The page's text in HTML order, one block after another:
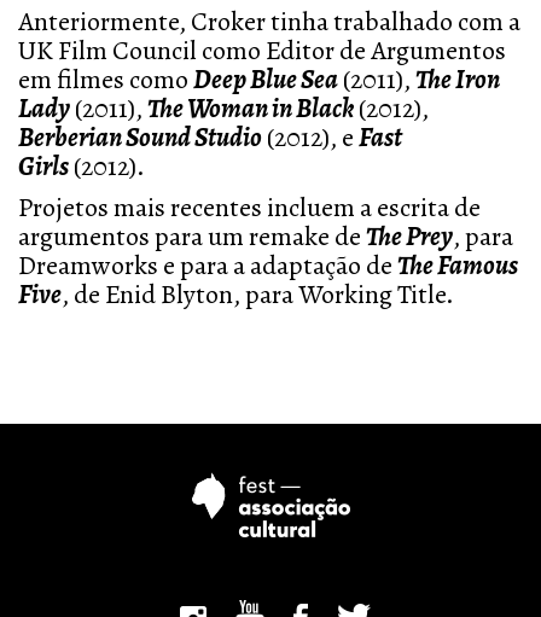
Anteriormente, Croker tinha trabalhado com a
UK Film Council como Editor de Argumentos
em filmes comoDeep Blue Sea(2011),The Iron
Lady(2011),The Woman in Black(2012),
Berberian Sound Studio(2012), eFast
Girls(2012).
Projetos mais recentes incluem a escrita de
argumentos para um remake deThe Prey, para
Dreamworks e para a adaptação deThe Famous
Five, de Enid Blyton, para Working Title.